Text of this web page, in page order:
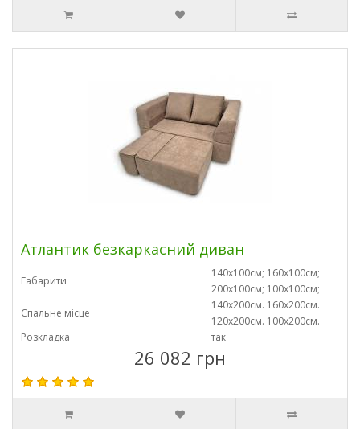
Атлантик безкаркасний диван
Габарити
140х100см; 160х100см;
200х100см; 100х100см;
Спальне місце
140х200см. 160х200см.
120х200см. 100х200см.
Розкладка
так
26 082 грн